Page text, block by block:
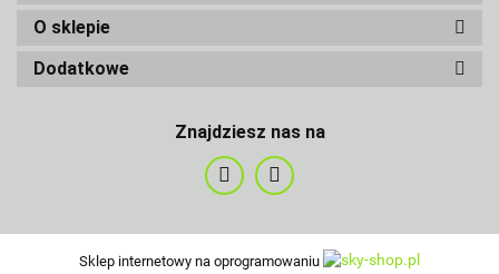
O sklepie
Dodatkowe
Znajdziesz nas na
Sklep internetowy na oprogramowaniu